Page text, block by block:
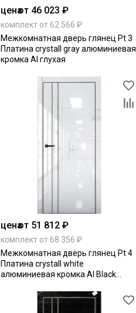
ценаот 46 023 ₽
комплект от 62 566 ₽
Межкомнатная дверь глянец Pt 3
Платина crystall gray алюминиевая
кромка Al глухая
ценаот 51 812 ₽
комплект от 68 356 ₽
Межкомнатная дверь глянец Pt 4
Платина crystall white
алюминиевая кромка Al Black